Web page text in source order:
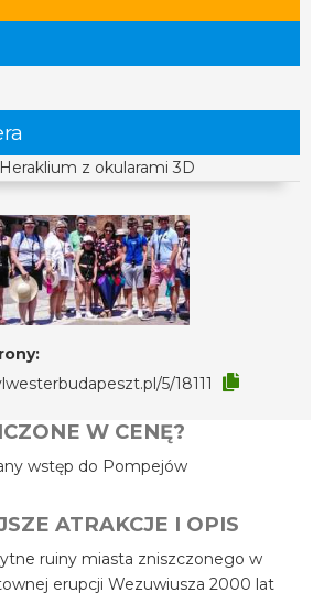
z okularami 3D
5/18111
W CENĘ?
wstęp do Pompejów
ATRAKCJE I OPIS
ruiny miasta zniszczonego w
erupcji Wezuwiusza 2000 lat